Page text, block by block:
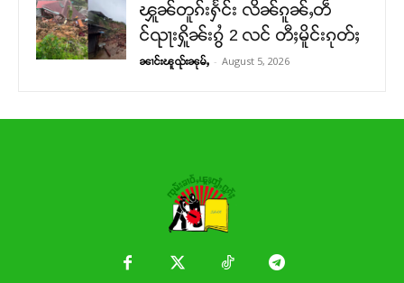
ၾူၼ်တူၵ်းႁႅင်း လိၼ်ၵူၼ်ႇတဵ
င်ၺႃးႁိူၼ်းၵွႆ 2 လင် တီႈမိူင်းၵုတ်ႈ
ၼၢင်းၽူၺ်းၼုမ်ႇ - August 5, 2026